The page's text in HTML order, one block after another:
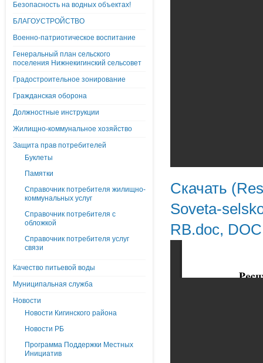
Безопасность на водных объектах!
БЛАГОУСТРОЙСТВО
Военно-патриотическое воспитание
Генеральный план сельского
поселения Нижнекигинский сельсовет
Градостроительное зонирование
Гражданская оборона
Должностные инструкции
Жилищно-коммунальное хозяйство
Защита прав потребителей
Буклеты
Памятки
Справочник потребителя жилищно-
коммунальных услуг
Справочник потребителя с
обложкой
Справочник потребителя услуг
связи
Качество питьевой воды
Муниципальная служба
Новости
Новости Кигинского района
Новости РБ
Программа Поддержки Местных
Инициатив
Скачать
Soveta-
RB.doc,